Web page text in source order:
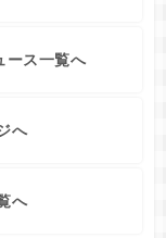
ース一覧へ
へ
へ